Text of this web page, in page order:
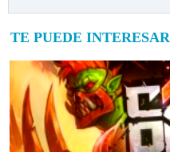
TE PUEDE INTERESAR